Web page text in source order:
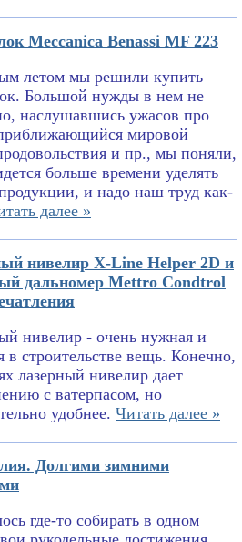
Meccanica Benassi MF 223
летом мы решили купить
Большой нужды в нем не
наслушавшись ужасов про
мировой
и пр., мы поняли,
больше времени уделять
и надо наш труд как-
далее »
нивелир X-Line Helper 2D и
дальномер Mettro Condtrol
нивелир - очень нужная и
в строительстве вещь. Конечно,
лазерный нивелир дает
с ватерпасом, но
удобнее. Читать далее »
Долгими зимними
где-то собирать в одном